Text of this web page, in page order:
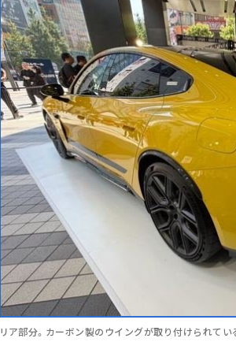
リア部分。カーボン製のウイングが取り付けられてい